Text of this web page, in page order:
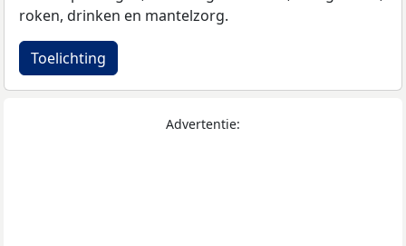
roken, drinken en mantelzorg.
Toelichting
Advertentie: